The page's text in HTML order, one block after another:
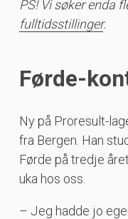
PS! Vi søker enda
fulltidsstillinger.
Førde-
Ny på Proresult-
fra Bergen. Han
Førde på tredje
uka hos oss.
– Jeg hadde jo